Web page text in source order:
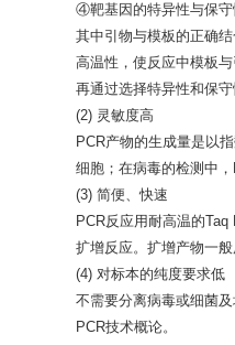
④靶基因的特异性与保守
其中引物与模板的正确
高温性，使反应中模板
再通过选择特异性和保
(2) 灵敏度高
PCR产物的生成量是以
细胞；在病毒的检测中
(3) 简便、快速
PCR反应用耐高温的
扩增反应。扩增产物一
(4) 对标本的纯度要求低
不需要分离病毒或细菌
PCR技术概论。